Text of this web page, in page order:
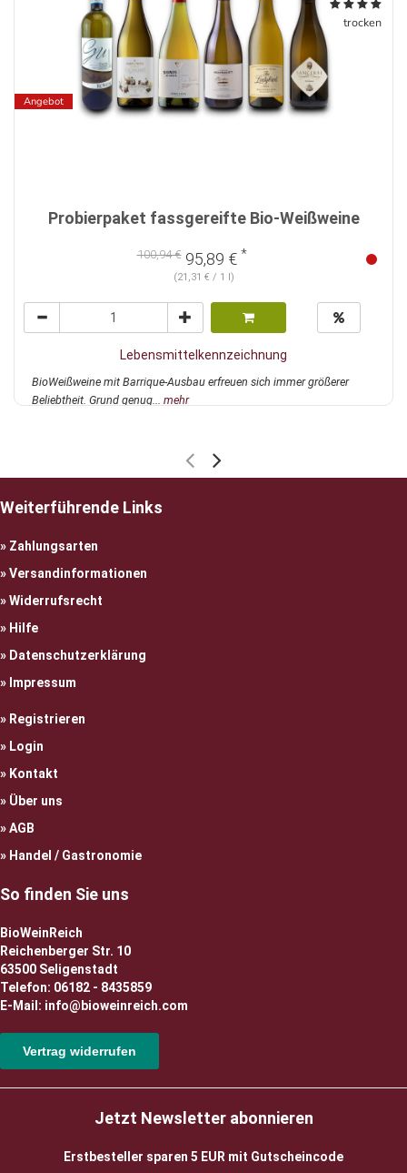
Angebot
trocken
Probierpaket fassgereifte Bio-Weißweine
100,94 €95,89 € *
(21,31 € / 1 l)
Lebensmittelkennzeichnung
BioWeißweine mit Barrique-Ausbau erfreuen sich immer größerer
Beliebtheit. Grund genug... mehr
Weiterführende Links
Zahlungsarten
Versandinformationen
Widerrufsrecht
Hilfe
Datenschutzerklärung
Impressum
Registrieren
Login
Kontakt
Über uns
AGB
Handel / Gastronomie
So finden Sie uns
BioWeinReich
Reichenberger Str. 10
63500 Seligenstadt
Telefon: 06182 - 8435859
E-Mail: info@bioweinreich.com
Vertrag widerrufen
Jetzt Newsletter abonnieren
Erstbesteller sparen 5 EUR mit Gutscheincode